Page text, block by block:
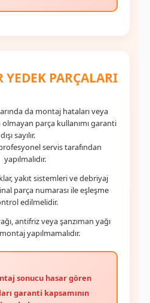
YEDEK PARÇALARI
da montaj hataları veya
parça kullanımı garanti
dışı sayılır.
servis tarafından
yapılmalıdır.
yakıt sistemleri ve debriyaj
parça numarası ile eşleşme
edilmelidir.
antifriz veya şanzıman yağı
yapılmamalıdır.
sonucu hasar gören
garanti kapsamının